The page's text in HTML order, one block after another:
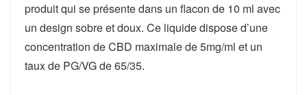
produit qui se présente dans un flacon de 10 ml avec
un design sobre et doux. Ce liquide dispose d’une
concentration de CBD maximale de 5mg/ml et un
taux de PG/VG de 65/35.